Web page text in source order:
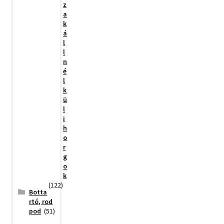
z
a
k
á
l
l
n
é
l
k
ü
l
i
h
o
r
g
o
k
(122)
Botta
rtó, rod
pod (51)